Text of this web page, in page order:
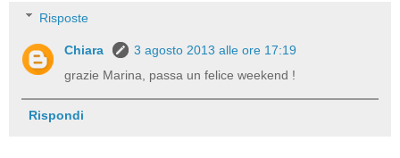
Risposte
Chiara
3 agosto 2013 alle ore 17:19
grazie Marina, passa un felice weekend !
Rispondi